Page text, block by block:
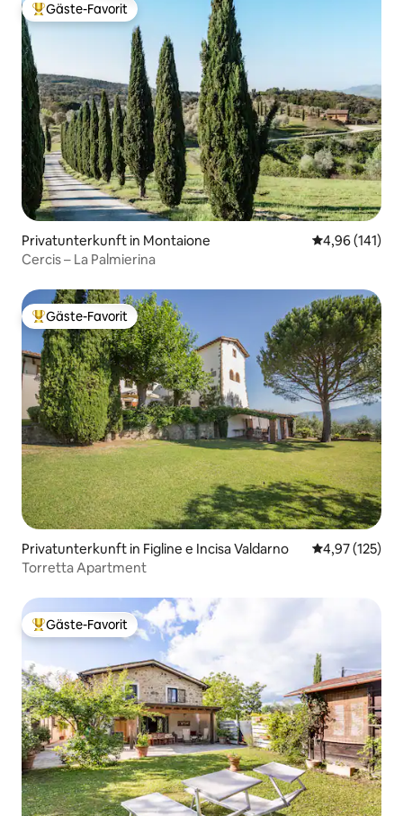
Beliebter Gäste-Favorit.
Gäste-Favorit
Privatunterkunft in Montaione
4,96 (141)
Cercis – La Palmierina
Beliebter Gäste-Favorit.
Gäste-Favorit
Privatunterkunft in Figline e Incisa Valdarno
4,97 (125)
Torretta Apartment
Beliebter Gäste-Favorit.
Gäste-Favorit